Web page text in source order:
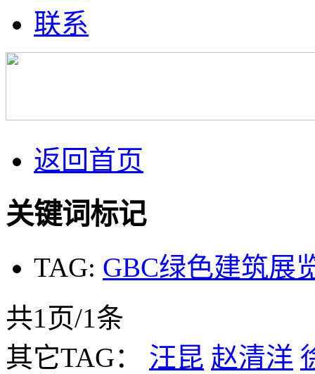
联系
返回首页
关键词标记
TAG: GBC绿色建筑展
共1页/1条
其它TAG： 汪昆 赵清洋